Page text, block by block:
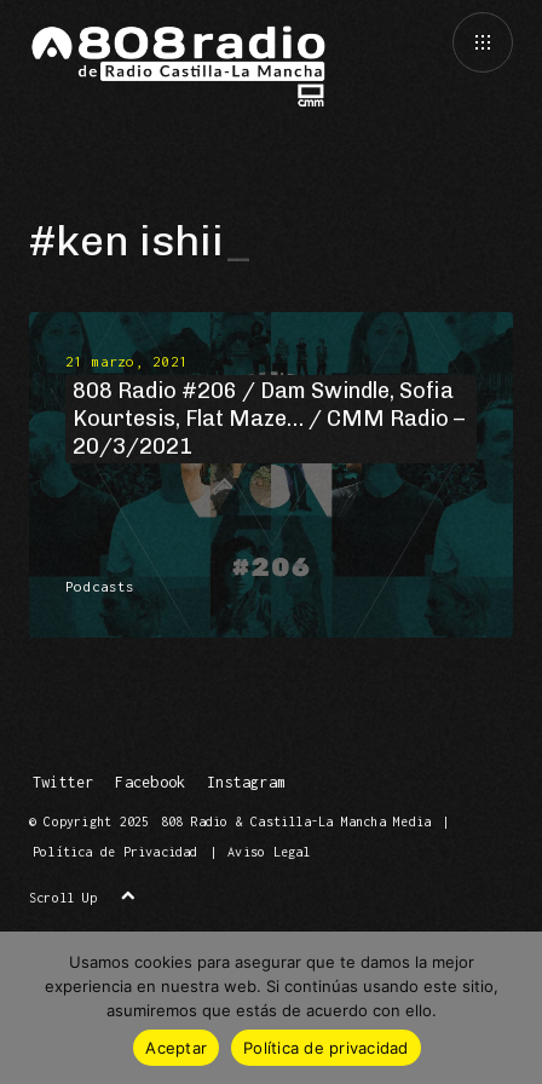
#ken ishii
21 marzo, 2021
808 Radio #206 / Dam Swindle, Sofia
Kourtesis, Flat Maze… / CMM Radio –
20/3/2021
Podcasts
Twitter Facebook Instagram
© Copyright 2025 808 Radio & Castilla-La Mancha Media |
Política de Privacidad | Aviso Legal
Scroll Up
Usamos cookies para asegurar que te damos la mejor
experiencia en nuestra web. Si continúas usando este sitio,
asumiremos que estás de acuerdo con ello.
Aceptar
Política de privacidad